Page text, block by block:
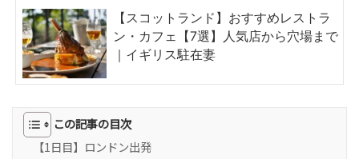
【スコットランド】おすすめレストラ
ン・カフェ【7選】人気店から穴場まで
｜イギリス駐在妻
この記事の目次
【1日目】ロンドン出発